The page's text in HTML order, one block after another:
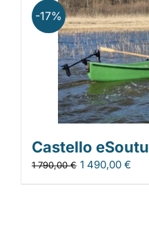
Rahoitus
Asiakaskokemuksia
-17%
Castello eSoutu
1 790,00€ 1 490,00 €